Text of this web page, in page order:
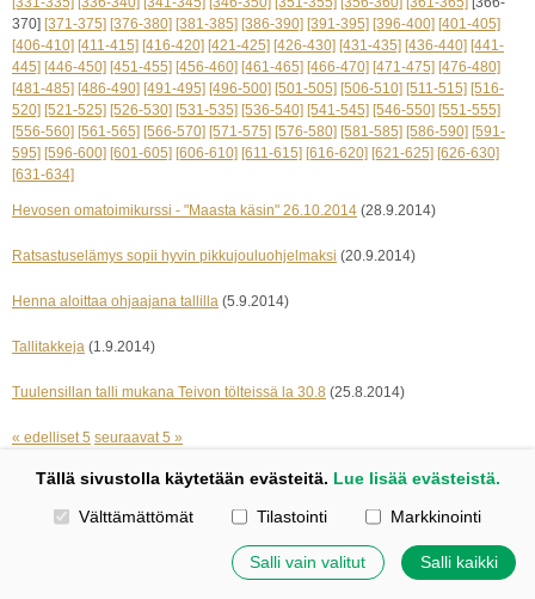
370] [371-375] [376-380] [381-385] [386-390] [391-395] [396-400] [401-405]
[406-410] [411-415] [416-420] [421-425] [426-430] [431-435] [436-440] [441-
445] [446-450] [451-455] [456-460] [461-465] [466-470] [471-475] [476-480]
[481-485] [486-490] [491-495] [496-500] [501-505] [506-510] [511-515] [516-
520] [521-525] [526-530] [531-535] [536-540] [541-545] [546-550] [551-555]
[556-560] [561-565] [566-570] [571-575] [576-580] [581-585] [586-590] [591-
595] [596-600] [601-605] [606-610] [611-615] [616-620] [621-625] [626-630]
[631-634]
Hevosen omatoimikurssi - "Maasta käsin" 26.10.2014 (28.9.2014)
Ratsastuselämys sopii hyvin pikkujouluohjelmaksi (20.9.2014)
Henna aloittaa ohjaajana tallilla (5.9.2014)
Tallitakkeja (1.9.2014)
Tuulensillan talli mukana Teivon tölteissä la 30.8 (25.8.2014)
« edelliset 5 seuraavat 5 »
Tehty Yhdistysavaimella |Evästeet
Tällä sivustolla käytetään evästeitä. Lue lisää evästeistä.
Valitse käytettävät evästeet
Välttämättömät Tilastointi Markkinointi
Salli vain valitut Salli kaikki